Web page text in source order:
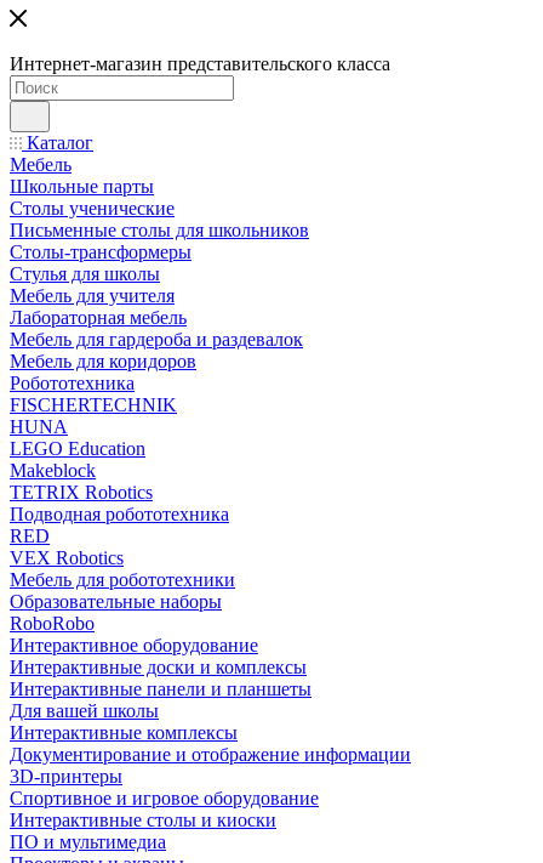
Интернет-магазин представительского класса
Каталог
Мебель
Школьные парты
Столы ученические
Письменные столы для школьников
Столы-трансформеры
Стулья для школы
Мебель для учителя
Лабораторная мебель
Мебель для гардероба и раздевалок
Мебель для коридоров
Робототехника
FISCHERTECHNIK
HUNA
LEGO Education
Makeblock
TETRIX Robotics
Подводная робототехника
RED
VEX Robotics
Мебель для робототехники
Образовательные наборы
RoboRobo
Интерактивное оборудование
Интерактивные доски и комплексы
Интерактивные панели и планшеты
Для вашей школы
Интерактивные комплексы
Документирование и отображение информации
3D-принтеры
Спортивное и игровое оборудование
Интерактивные столы и киоски
ПО и мультимедиа